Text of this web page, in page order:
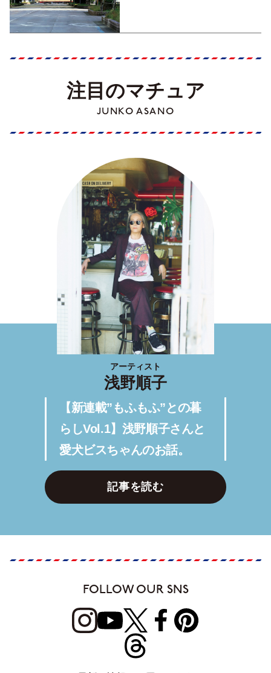
注目のマチュア
JUNKO ASANO
アーティスト
浅野順子
【新連載”もふもふ”との暮
らしVol.1】浅野順子さんと
愛犬ビスちゃんのお話。
記事を読む
FOLLOW OUR SNS